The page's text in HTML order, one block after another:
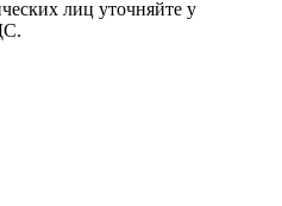
лиц уточняйте у